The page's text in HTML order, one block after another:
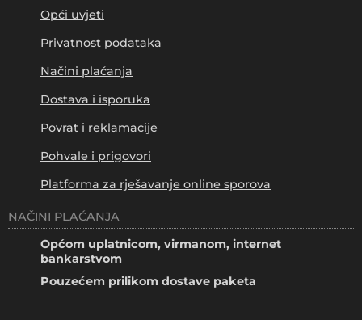
Opći uvjeti
Privatnost podataka
Načini plaćanja
Dostava i isporuka
Povrat i reklamacije
Pohvale i prigovori
Platforma za rješavanje online sporova
NAČINI PLAĆANJA
Općom uplatnicom, virmanom, internet
bankarstvom
Pouzećem prilikom dostave paketa